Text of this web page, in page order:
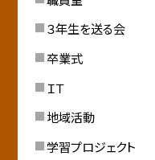
３年生を送る会
卒業式
ＩＴ
地域活動
学習プロジェクト